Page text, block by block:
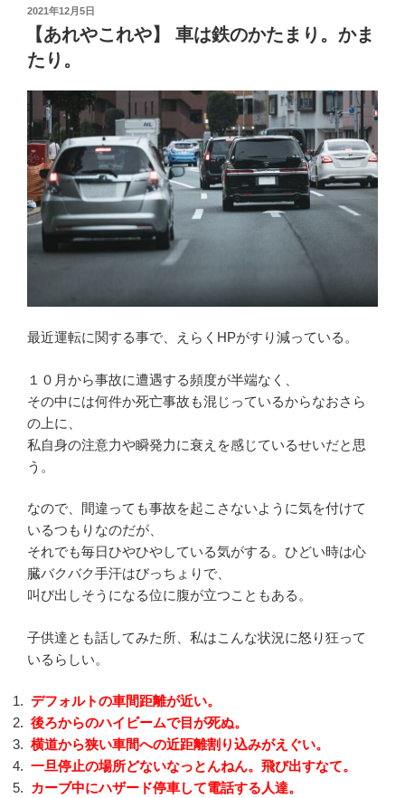
投
日:
2021年12月5日
【あれやこれや】 車は鉄のかたまり。かま
たり。
最近運転に関する事で、えらくHPがすり減っている。
１０月から事故に遭遇する頻度が半端なく、
その中には何件か死亡事故も混じっているからなおさら
の上に、
私自身の注意力や瞬発力に衰えを感じているせいだと思
う。
なので、間違っても事故を起こさないように気を付けて
いるつもりなのだが、
それでも毎日ひやひやしている気がする。ひどい時は心
臓バクバク手汗はびっちょりで、
叫び出しそうになる位に腹が立つこともある。
子供達とも話してみた所、私はこんな状況に怒り狂って
いるらしい。
デフォルトの車間距離が近い。
後ろからのハイビームで目が死ぬ。
横道から狭い車間への近距離割り込みがえぐい。
一旦停止の場所どないなっとんねん。飛び出すなて。
カーブ中にハザード停車して電話する人達。